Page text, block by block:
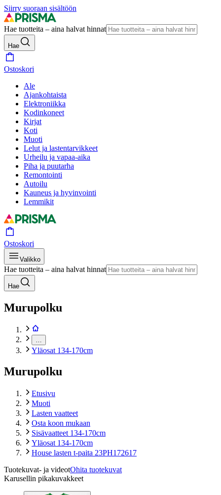
Siirry suoraan sisältöön
Hae tuotteita – aina halvat hinnat
Hae
Ostoskori
Ale
Ajankohtaista
Elektroniikka
Kodinkoneet
Kirjat
Koti
Muoti
Lelut ja lastentarvikkeet
Urheilu ja vapaa-aika
Piha ja puutarha
Remontointi
Autoilu
Kauneus ja hyvinvointi
Lemmikit
Ostoskori
Valikko
Hae tuotteita – aina halvat hinnat
Hae
Murupolku
Yläosat 134-170cm
Murupolku
Etusivu
Muoti
Lasten vaatteet
Osta koon mukaan
Sisävaatteet 134-170cm
Yläosat 134-170cm
House lasten t-paita 23PH172617
Tuotekuvat- ja videotOhita tuotekuvat
Karusellin pikakuvakkeet